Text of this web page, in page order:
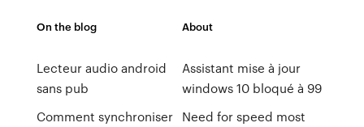
On the blog
Lecteur audio android
sans pub
Comment synchroniser
About
Assistant mise à jour
windows 10 bloqué à 99
Need for speed most